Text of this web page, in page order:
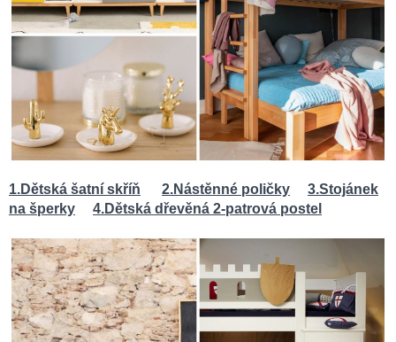
1.Dětská šatní skříň 2.Nástěnné poličky
3.Stojánek
na šperky
4.Dětská dřevěná 2-patrová postel